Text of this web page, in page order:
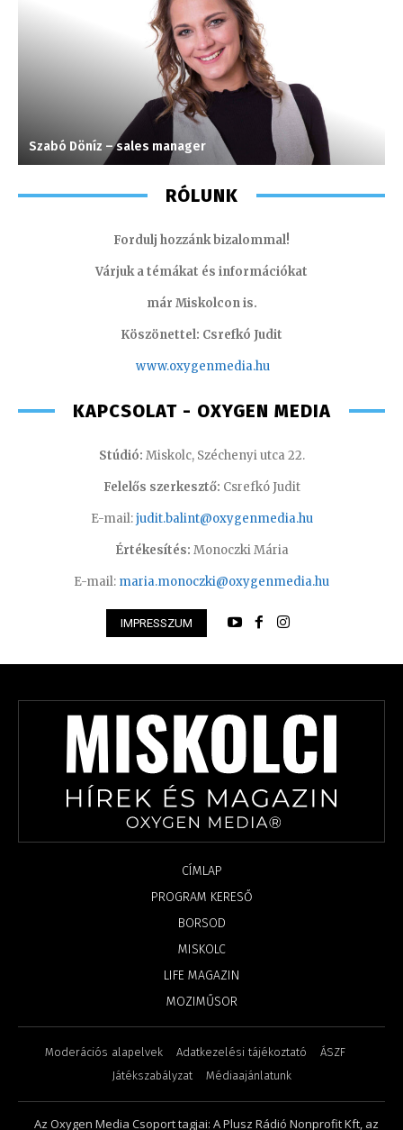
Szabó Döníz – sales manager
RÓLUNK
Fordulj hozzánk bizalommal!
Várjuk a témákat és információkat
már Miskolcon is.
Köszönettel: Csrefkó Judit
www.oxygenmedia.hu
KAPCSOLAT - OXYGEN MEDIA
Stúdió: Miskolc, Széchenyi utca 22.
Felelős szerkesztő: Csrefkó Judit
E-mail:judit.balint@oxygenmedia.hu
Értékesítés: Monoczki Mária
E-mail: maria.monoczki@oxygenmedia.hu
IMPRESSZUM
CÍMLAP
PROGRAM KERESŐ
BORSOD
MISKOLC
LIFE MAGAZIN
MOZIMŰSOR
Moderációs alapelvek Adatkezelési tájékoztató
ÁSZF
Játékszabályzat
Médiaajánlatunk
Az Oxygen Media Csoport tagjai: A Plusz Rádió Nonprofit Kft, az